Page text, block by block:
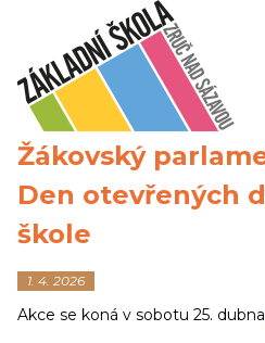
Žákovský
Den otevřených
škole
1. 4. 2026
Akce se koná v sobotu 25.